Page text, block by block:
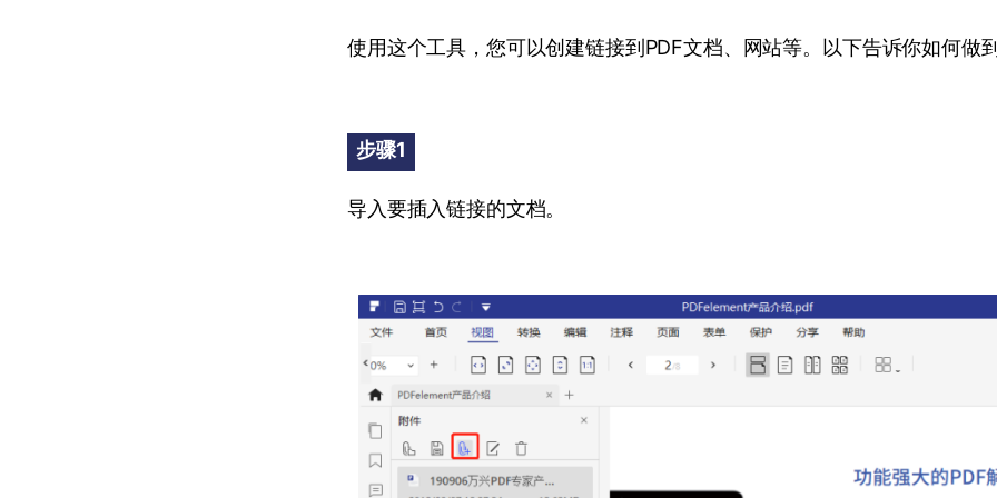
使用这个工具，您可以创建链接到PDF文档、网站等。以下告诉你如何做
步骤1
导入要插入链接的文档。